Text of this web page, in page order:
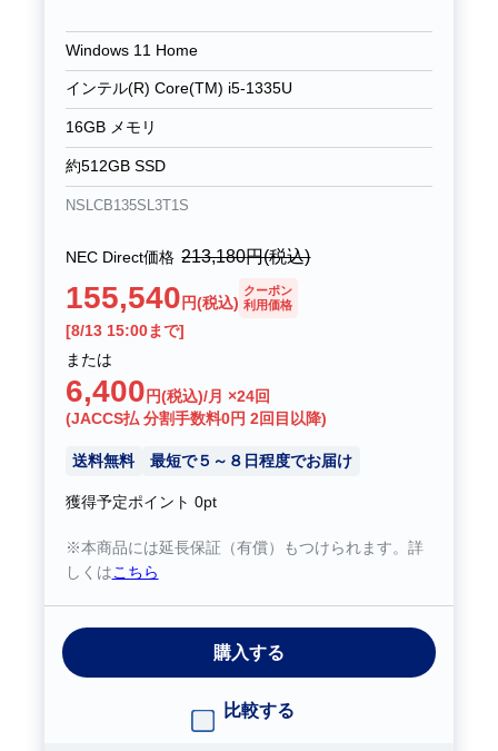
Windows 11 Home
インテル(R) Core(TM) i5-1335U
16GB メモリ
約512GB SSD
NSLCB135SL3T1S
NEC Direct価格 213,180円(税込)
155,540 円(税込)
クーポン
利用価格
[8/13 15:00まで]
または
6,400 円(税込)/月 ×24回
(JACCS払 分割手数料0円 2回目以降)
送料無料 最短で５～８日程度でお届け
獲得予定ポイント 0pt
※本商品には延長保証（有償）もつけられます。詳
しくは こちら
購入する
比較する